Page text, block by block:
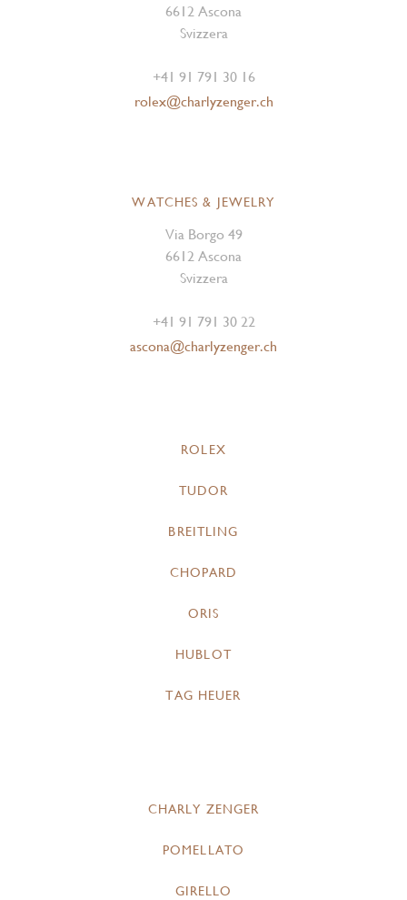
6612 Ascona
Svizzera
+41 91 791 30 16
rolex@charlyzenger.ch
WATCHES & JEWELRY
Via Borgo 49
6612 Ascona
Svizzera
+41 91 791 30 22
ascona@charlyzenger.ch
ROLEX
TUDOR
BREITLING
CHOPARD
ORIS
HUBLOT
TAG HEUER
CHARLY ZENGER
POMELLATO
GIRELLO